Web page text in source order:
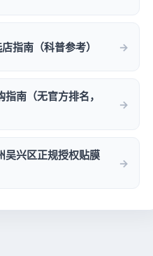
指南（科普参考）
南（无官方排名，
兴区正规授权贴膜